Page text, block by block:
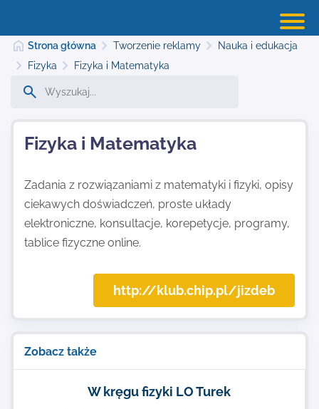
Dodaj stronę
Najnowsze
Strona główna Tworzenie reklamy
Nauka i edukacja
Fizyka
Fizyka i Matematyka
Fizyka i Matematyka
Zadania z rozwiązaniami z matematyki i fizyki, opisy
ciekawych doświadczeń, proste układy
elektroniczne, konsultacje, korepetycje, programy,
tablice fizyczne online.
http://klub.chip.pl/jizdeb
Zobacz także
W kręgu fizyki LO Turek